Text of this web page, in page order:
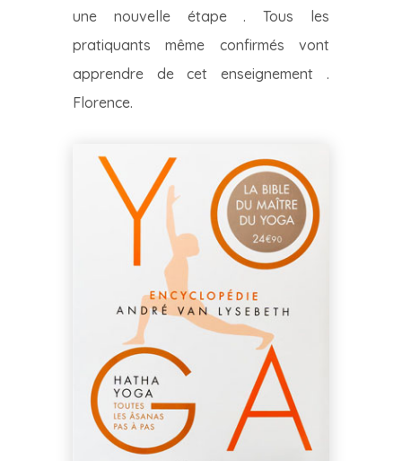
une nouvelle étape . Tous les
pratiquants même confirmés vont
apprendre de cet enseignement .
Florence.